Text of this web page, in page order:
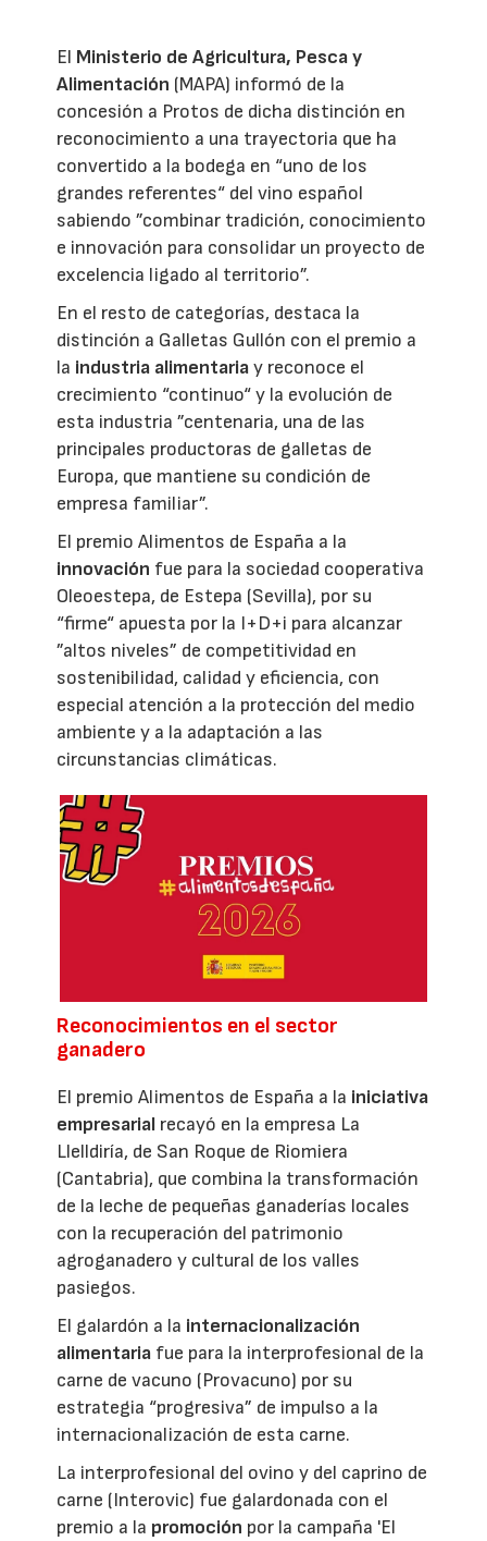
El Ministerio de Agricultura, Pesca y
Alimentación (MAPA) informó de la
concesión a Protos de dicha distinción en
reconocimiento a una trayectoria que ha
convertido a la bodega en “uno de los
grandes referentes“ del vino español
sabiendo ”combinar tradición, conocimiento
e innovación para consolidar un proyecto de
excelencia ligado al territorio”.
En el resto de categorías, destaca la
distinción a Galletas Gullón con el premio a
la industria alimentariay reconoce el
crecimiento “continuo“ y la evolución de
esta industria ”centenaria, una de las
principales productoras de galletas de
Europa, que mantiene su condición de
empresa familiar”.
El premio Alimentos de España a la
innovación fue para la sociedad cooperativa
Oleoestepa, de Estepa (Sevilla), por su
“firme“ apuesta por la I+D+i para alcanzar
”altos niveles” de competitividad en
sostenibilidad, calidad y eficiencia, con
especial atención a la protección del medio
ambiente y a la adaptación a las
circunstancias climáticas.
Reconocimientos en el sector
ganadero
El premio Alimentos de España a la iniciativa
empresarial recayó en la empresa La
Llelldiría, de San Roque de Riomiera
(Cantabria), que combina la transformación
de la leche de pequeñas ganaderías locales
con la recuperación del patrimonio
agroganadero y cultural de los valles
pasiegos.
El galardón a la internacionalización
alimentaria fue para la interprofesional de la
carne de vacuno (Provacuno) por su
estrategia “progresiva” de impulso a la
internacionalización de esta carne.
La interprofesional del ovino y del caprino de
carne (Interovic) fue galardonada con el
premio a la promoción por la campaña 'El